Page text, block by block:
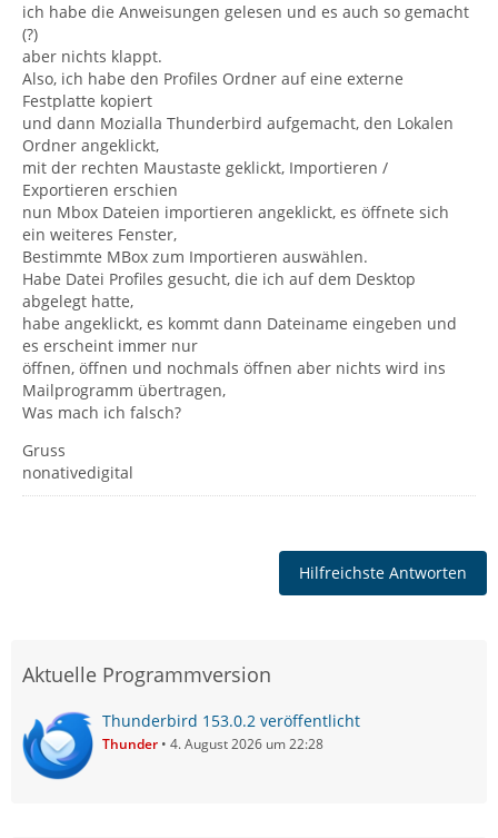
ich habe die Anweisungen gelesen und es auch so gemacht
(?)
aber nichts klappt.
Also, ich habe den Profiles Ordner auf eine externe
Festplatte kopiert
und dann Mozialla Thunderbird aufgemacht, den Lokalen
Ordner angeklickt,
mit der rechten Maustaste geklickt, Importieren /
Exportieren erschien
nun Mbox Dateien importieren angeklickt, es öffnete sich
ein weiteres Fenster,
Bestimmte MBox zum Importieren auswählen.
Habe Datei Profiles gesucht, die ich auf dem Desktop
abgelegt hatte,
habe angeklickt, es kommt dann Dateiname eingeben und
es erscheint immer nur
öffnen, öffnen und nochmals öffnen aber nichts wird ins
Mailprogramm übertragen,
Was mach ich falsch?
Gruss
nonativedigital
Hilfreichste Antworten
Aktuelle Programmversion
Thunderbird 153.0.2 veröffentlicht
Thunder 4. August 2026 um 22:28